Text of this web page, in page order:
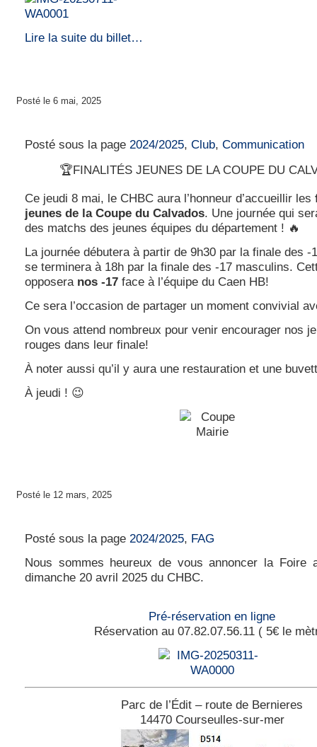
Lire la suite du billet…
Posté le 6 mai, 2025
Posté sous la page 2024/2025, Club, Communication
🏆FINALITÉS JEUNES DE LA COUPE DU
Ce jeudi 8 mai, le CHBC aura l’honneur d’accueillir les
jeunes de la Coupe du Calvados. Une journée qui
des matchs des jeunes équipes du département ! 🔥
La journée débutera à partir de 9h30 par la finale des -
se terminera à 18h par la finale des -17 masculins.
opposera nos -17 face à l’équipe du Caen HB!
Ce sera l’occasion de partager un moment convivial
On vous attend nombreux pour venir encourager nos
rouges dans leur finale!
À noter aussi qu’il y aura une restauration et une
À jeudi ! 😉
Posté le 12 mars, 2025
Posté sous la page 2024/2025, FAG
Nous sommes heureux de vous annoncer la Foire
dimanche 20 avril 2025 du CHBC.
Pré-réservation en ligne
Réservation au 07.82.07.56.11 ( 5€ le
Parc de l’Édit – route de Bernieres
14470 Courseulles-sur-mer